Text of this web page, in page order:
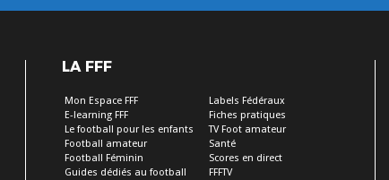
LA FFF
Mon Espace FFF
E-learning FFF
Le football pour les enfants
Football amateur
Football Féminin
Guides dédiés au football
Labels Fédéraux
Fiches pratiques
TV Foot amateur
Santé
Scores en direct
FFFTV